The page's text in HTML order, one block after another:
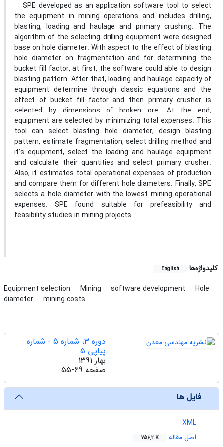
SPE developed as an application software tool to select
the equipment in mining operations and includes drilling,
blasting, loading and haulage and primary crushing. The
algorithm of the selecting drilling equipment were designed
base on hole diameter. With aspect to the effect of blasting
hole diameter on fragmentation and for determining the
bucket fill factor, at first, the software could able to design
blasting pattern. After that, loading and haulage capacity of
equipment determine through classic equations and the
effect of bucket fill factor and then primary crusher is
selected by dimensions of broken ore. At the end,
equipment are selected by minimizing total expenses. This
tool can select blasting hole diameter, design blasting
pattern, estimate fragmentation, select drilling method and
it’s equipment, select the loading and haulage equipment
and calculate their quantities and select primary crusher.
Also, it estimates total operational expenses of production
and compare them for different hole diameters. Finally, SPE
selects a hole diameter with the lowest mining operational
expenses. SPE found suitable for prefeasibility and
feasibility studies in mining projects.
کلیدواژه‌ها English
Equipment selection Mining software development
Hole
diameter
mining costs
دوره 3، شماره 5 - شماره
پیاپی 5
بهار 1391
صفحه 55-69
فایل ها
XML
اصل مقاله
756.2 K